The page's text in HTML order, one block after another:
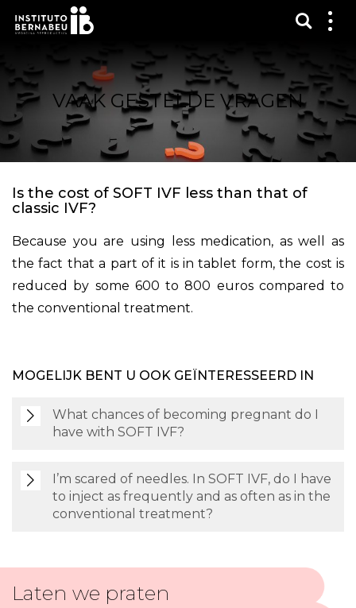
Toon
Laat
zien
VAAK GESTELDE VRAGEN
Is the cost of SOFT IVF less than that of
classic IVF?
Because you are using less medication, as well as
the fact that a part of it is in tablet form, the cost is
reduced by some 600 to 800 euros compared to
the conventional treatment.
MOGELIJK BENT U OOK GEÏNTERESSEERD IN
What chances of becoming pregnant do I
have with SOFT IVF?
I’m scared of needles. In SOFT IVF, do I have
to inject as frequently and as often as in the
conventional treatment?
Laten we praten